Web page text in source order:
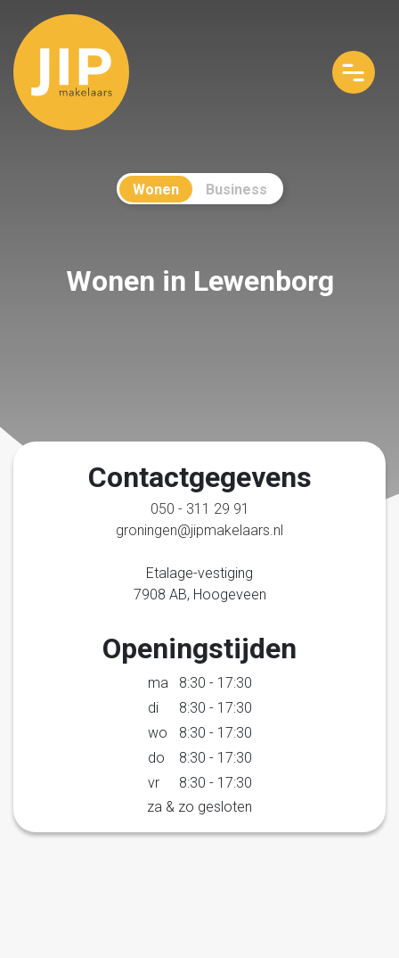
Wonen Business
Wonen in Lewenborg
Contactgegevens
050 - 311 29 91
groningen@jipmakelaars.nl
Etalage-vestiging
7908 AB, Hoogeveen
Openingstijden
ma
8:30 - 17:30
di
8:30 - 17:30
wo
8:30 - 17:30
do
8:30 - 17:30
vr
8:30 - 17:30
za & zo gesloten